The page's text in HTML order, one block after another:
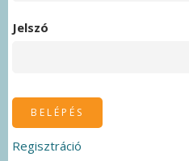
Jelszó
Regisztráció